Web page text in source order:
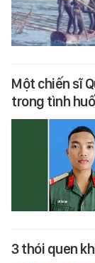
Một chiến sĩ
trong tình
3 thói quen